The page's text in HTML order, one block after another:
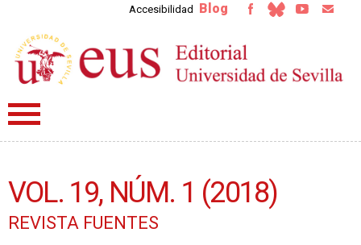
Accesibilidad Blog
VOL. 19, NÚM. 1 (2018)
REVISTA FUENTES